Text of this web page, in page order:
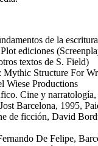
de la
ediciones
textos de S. Field)
Mythic Structure For
Wiese Productions
Cine y
Barcelona, 1995,
de ficción, David
De Felipe,